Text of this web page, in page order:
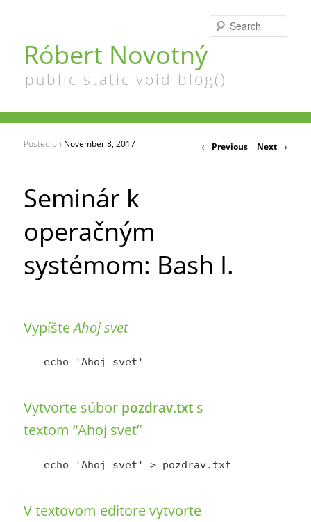
Róbert Novotný
public static void blog()
Post navigation
← Previous Next →
Seminár k
operačným
systémom: Bash I.
Posted on November 8, 2017
VypíšteAhoj svet
Vytvorte súbor pozdrav.txt s
textom “Ahoj svet”
V textovom editore vytvorte